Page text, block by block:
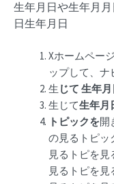
生年月日や生年月
日生年月日
Xホームペー
ップして、ナ
生 じて 生年月
生じて生年月
トピックを開
の見るトピッ
見るトピを
見るトピを